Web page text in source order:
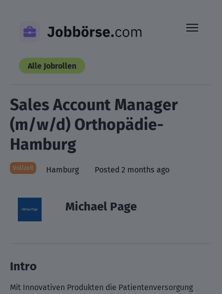
content
Alle Jobrollen
Sales Account Manager
(m/w/d) Orthopädie-
Hamburg
Vollzeit Hamburg Posted 2 months ago
Michael Page
Intro
Mit Innovativen Produkten die Patientenversorgung